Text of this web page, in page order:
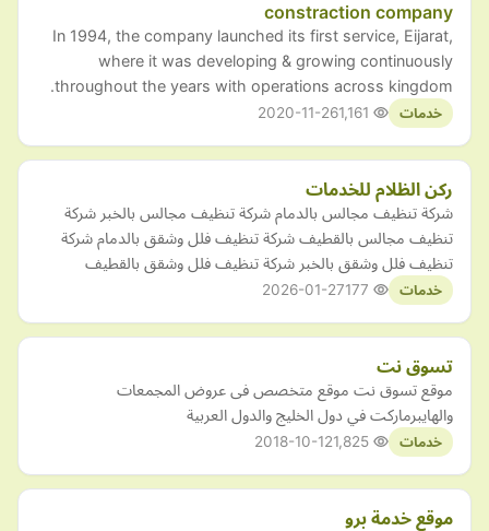
constraction company
In 1994, the company launched its first service, Eijarat,
where it was developing & growing continuously
throughout the years with operations across kingdom.
خدمات 2020-11-26
ركن الظلام للخدمات
شركة تنظيف مجالس بالدمام شركة تنظيف مجالس بالخبر شركة
تنظيف مجالس بالقطيف شركة تنظيف فلل وشقق بالدمام شركة
تنظيف فلل وشقق بالخبر شركة تنظيف فلل وشقق بالقطيف
خدمات 2026-01-27
تسوق نت
موقع تسوق نت موقع متخصص فى عروض المجمعات
والهايبرماركت في دول الخليج والدول العربية
خدمات 2018-10-12
موقع خدمة برو